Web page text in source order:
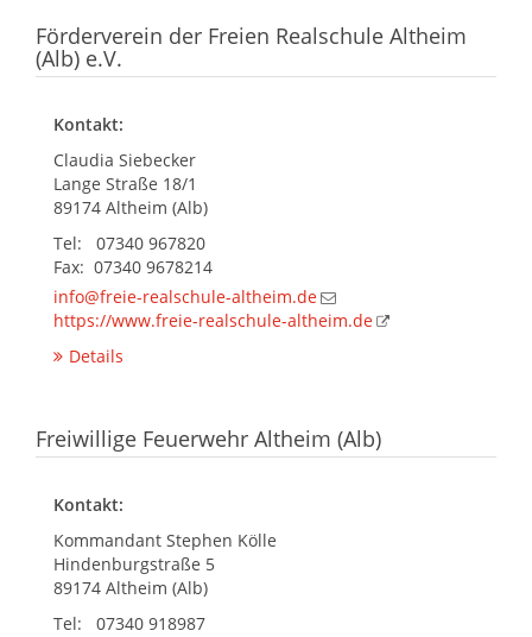
Förderverein der Freien Realschule Altheim
(Alb) e.V.
Kontakt:
Claudia Siebecker
Lange Straße 18/1
89174 Altheim (Alb)
Tel: 07340 967820
Fax: 07340 9678214
info@freie-realschule-altheim.de
https://www.freie-realschule-altheim.de
Details
Freiwillige Feuerwehr Altheim (Alb)
Kontakt:
Kommandant Stephen Kölle
Hindenburgstraße 5
89174 Altheim (Alb)
Tel: 07340 918987